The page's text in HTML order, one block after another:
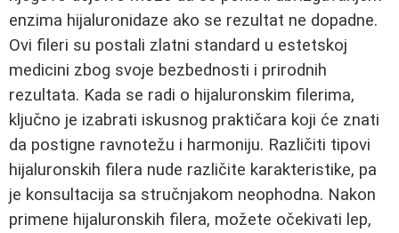
enzima hijaluronidaze ako se rezultat ne dopadne.
Ovi fileri su postali zlatni standard u estetskoj
medicini zbog svoje bezbednosti i prirodnih
rezultata. Kada se radi o hijaluronskim filerima,
ključno je izabrati iskusnog praktičara koji će znati
da postigne ravnotežu i harmoniju. Različiti tipovi
hijaluronskih filera nude različite karakteristike, pa
je konsultacija sa stručnjakom neophodna. Nakon
primene hijaluronskih filera, možete očekivati lep,